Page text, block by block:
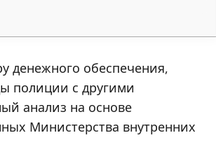
денежного обеспечения,
полиции с другими
анализ на основе
Министерства внутренних